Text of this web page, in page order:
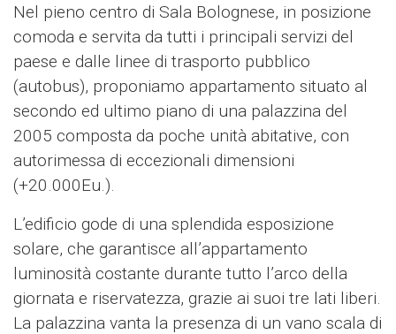
Nel pieno centro di Sala Bolognese, in posizione
comoda e servita da tutti i principali servizi del
paese e dalle linee di trasporto pubblico
(autobus), proponiamo appartamento situato al
secondo ed ultimo piano di una palazzina del
2005 composta da poche unità abitative, con
autorimessa di eccezionali dimensioni
(+20.000Eu.).
L’edificio gode di una splendida esposizione
solare, che garantisce all’appartamento
luminosità costante durante tutto l’arco della
giornata e riservatezza, grazie ai suoi tre lati liberi.
La palazzina vanta la presenza di un vano scala di